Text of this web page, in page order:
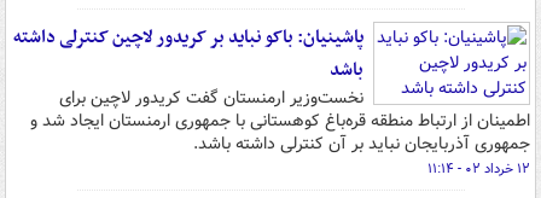
پاشینیان: باکو نباید بر کریدور لاچین کنترلی داشته
باشد
نخست‌وزیر ارمنستان گفت کریدور لاچین برای
اطمینان از ارتباط منطقه قره‌باغ کوهستانی با جمهوری ارمنستان ایجاد شد و
جمهوری آذربایجان نباید بر آن کنترلی داشته باشد.
۱۲ خرداد ۰۲ - ۱۱:۱۴